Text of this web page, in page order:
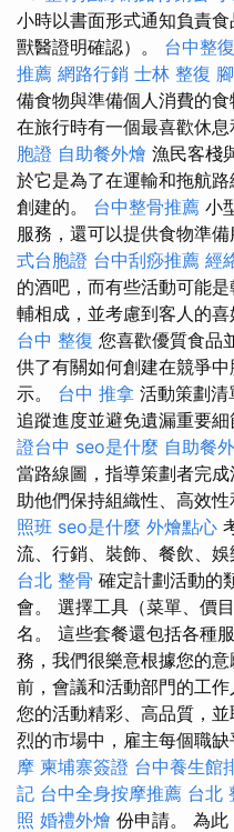
小時以書面形式通知負責
獸醫證明確認）。 台中整
推薦 網路行銷 士林 整復
備食物與準備個人消費的
在旅行時有一個最喜歡休息
胞證 自助餐外燴 漁民客棧
於它是為了在運輸和拖航
創建的。 台中整骨推薦 小
服務，還可以提供食物準備
式台胞證 台中刮痧推薦 經
的酒吧，而有些活動可能
輔相成，並考慮到客人的喜
台中 整復 您喜歡優質食品
供了有關如何創建在競爭
示。 台中 推拿 活動策劃清
追蹤進度並避免遺漏重要細
證台中 seo是什麼 自助餐
當路線圖，指導策劃者完
助他們保持組織性、高效性
照班 seo是什麼 外燴點心
流、行銷、裝飾、餐飲、娛
台北 整骨 確定計劃活動的
會。 選擇工具（菜單、價
名。 這些套餐還包括各種
務，我們很樂意根據您的
前，會議和活動部門的工
您的活動精彩、高品質，
烈的市場中，雇主每個職
摩 柬埔寨簽證 台中養生館
記 台中全身按摩推薦 台北
照 婚禮外燴 份申請。 為